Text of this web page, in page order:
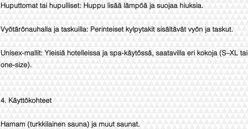
Huputtomat tai hupulliset: Huppu lisää lämpöä ja suojaa hiuksia.
Vyötärönauhalla ja taskuilla: Perinteiset kylpytakit sisältävät vyön ja taskut.
Unisex-mallit: Yleisiä hotelleissa ja spa-käytössä, saatavilla eri kokoja (S–XL tai
one-size).
4. Käyttökohteet
Hamam (turkkilainen sauna) ja muut saunat.